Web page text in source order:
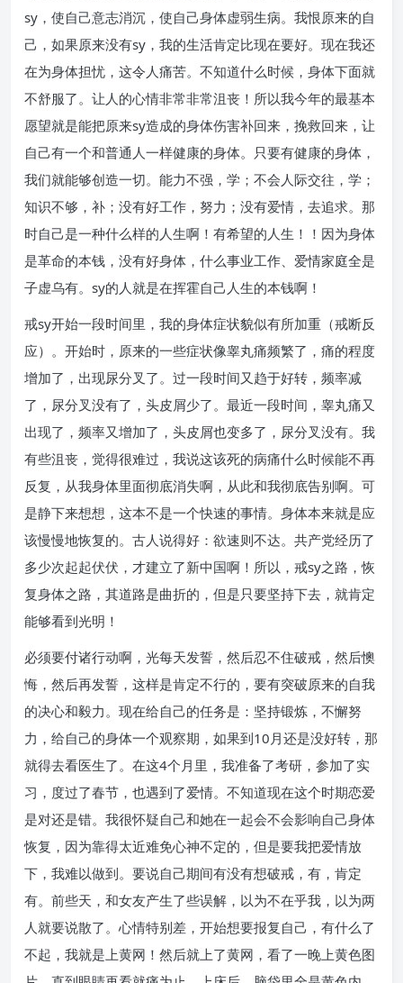
sy，使自己意志消沉，使自己身体虚弱生病。我恨原来的自
己，如果原来没有sy，我的生活肯定比现在要好。现在我还
在为身体担忧，这令人痛苦。不知道什么时候，身体下面就
不舒服了。让人的心情非常非常沮丧！所以我今年的最基本
愿望就是能把原来sy造成的身体伤害补回来，挽救回来，让
自己有一个和普通人一样健康的身体。只要有健康的身体，
我们就能够创造一切。能力不强，学；不会人际交往，学；
知识不够，补；没有好工作，努力；没有爱情，去追求。那
时自己是一种什么样的人生啊！有希望的人生！！因为身体
是革命的本钱，没有好身体，什么事业工作、爱情家庭全是
子虚乌有。sy的人就是在挥霍自己人生的本钱啊！
戒sy开始一段时间里，我的身体症状貌似有所加重（戒断反
应）。开始时，原来的一些症状像睾丸痛频繁了，痛的程度
增加了，出现尿分叉了。过一段时间又趋于好转，频率减
了，尿分叉没有了，头皮屑少了。最近一段时间，睾丸痛又
出现了，频率又增加了，头皮屑也变多了，尿分叉没有。我
有些沮丧，觉得很难过，我说这该死的病痛什么时候能不再
反复，从我身体里面彻底消失啊，从此和我彻底告别啊。可
是静下来想想，这本不是一个快速的事情。身体本来就是应
该慢慢地恢复的。古人说得好：欲速则不达。共产党经历了
多少次起起伏伏，才建立了新中国啊！所以，戒sy之路，恢
复身体之路，其道路是曲折的，但是只要坚持下去，就肯定
能够看到光明！
必须要付诸行动啊，光每天发誓，然后忍不住破戒，然后懊
悔，然后再发誓，这样是肯定不行的，要有突破原来的自我
的决心和毅力。现在给自己的任务是：坚持锻炼，不懈努
力，给自己的身体一个观察期，如果到10月还是没好转，那
就得去看医生了。在这4个月里，我准备了考研，参加了实
习，度过了春节，也遇到了爱情。不知道现在这个时期恋爱
是对还是错。我很怀疑自己和她在一起会不会影响自己身体
恢复，因为靠得太近难免心神不定的，但是要我把爱情放
下，我难以做到。要说自己期间有没有想破戒，有，肯定
有。前些天，和女友产生了些误解，以为不在乎我，以为两
人就要说散了。心情特别差，开始想要报复自己，有什么了
不起，我就是上黄网！然后就上了黄网，看了一晚上黄色图